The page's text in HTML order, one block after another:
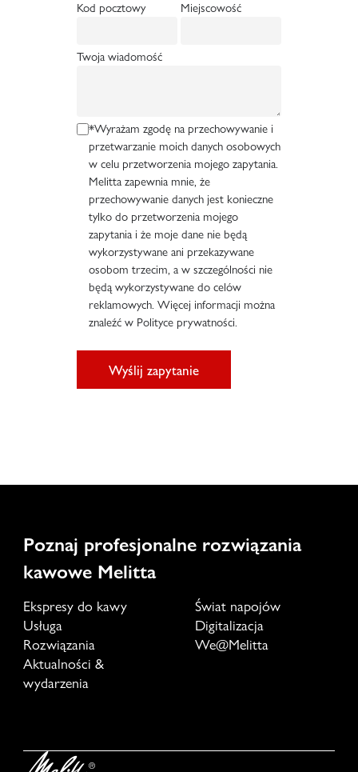
Kod pocztowy Miejscowość
Twoja wiadomość
*Wyrażam zgodę na przechowywanie i
przetwarzanie moich danych osobowych
w celu przetworzenia mojego zapytania.
Melitta zapewnia mnie, że
przechowywanie danych jest konieczne
tylko do przetworzenia mojego
zapytania i że moje dane nie będą
wykorzystywane ani przekazywane
osobom trzecim, a w szczególności nie
będą wykorzystywane do celów
reklamowych. Więcej informacji można
znaleźć w Polityce prywatności.
Wyślij zapytanie
Poznaj profesjonalne rozwiązania
kawowe Melitta
Ekspresy do kawy
Świat napojów
Usługa
Digitalizacja
Rozwiązania
We@Melitta
Aktualności &
wydarzenia